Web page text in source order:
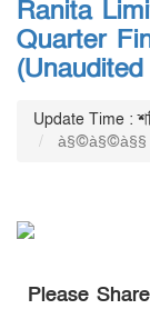
Ranita
Quarter
Update Time :
à§©à§©à§§
Please